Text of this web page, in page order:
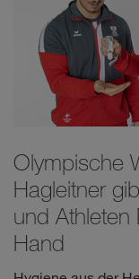
Olympische
Hagleitner
und Athleten
Hand